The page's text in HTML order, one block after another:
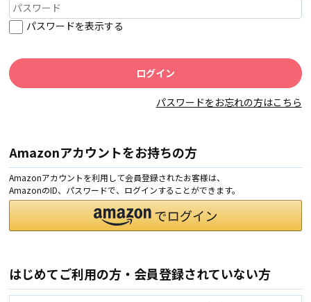
パスワードを表示する
パスワードをお忘れの方はこちら
Amazonアカウントをお持ちの方
Amazonアカウントを利用して会員登録されたお客様は、
AmazonのID、パスワードで、ログインすることができます。
はじめてご利用の方・会員登録されていない方